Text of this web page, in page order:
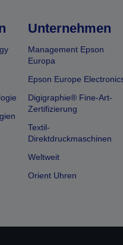
Unternehmen
Management Epson
Europa
Epson Europe
Digigraphie® Fine-Art-
Zertifizierung
Textil-
Direktdruckmaschinen
Weltweit
Orient Uhren